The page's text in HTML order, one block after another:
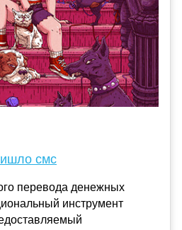
смс
перевода денежных
инструмент